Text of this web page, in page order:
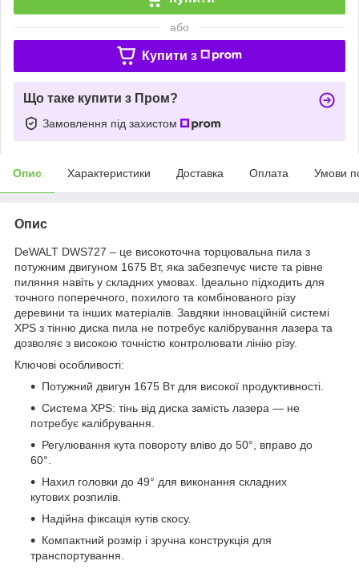
або
Купити з
Що таке купити з Пром?
Замовлення під захистом
Опис Характеристики Доставка Оплата Умови
Опис
DeWALT DWS727 – це високоточна торцювальна пила з
потужним двигуном 1675 Вт, яка забезпечує чисте та рівне
пиляння навіть у складних умовах. Ідеально підходить для
точного поперечного, похилого та комбінованого різу
деревини та інших матеріалів. Завдяки інноваційній системі
XPS з тінню диска пила не потребує калібрування лазера та
дозволяє з високою точністю контролювати лінію різу.
Ключові особливості:
Потужний двигун 1675 Вт для високої продуктивності.
Система XPS: тінь від диска замість лазера — не
потребує калібрування.
Регулювання кута повороту вліво до 50°, вправо до
60°.
Нахил головки до 49° для виконання складних
кутових розпилів.
Надійна фіксація кутів скосу.
Компактний розмір і зручна конструкція для
транспортування.